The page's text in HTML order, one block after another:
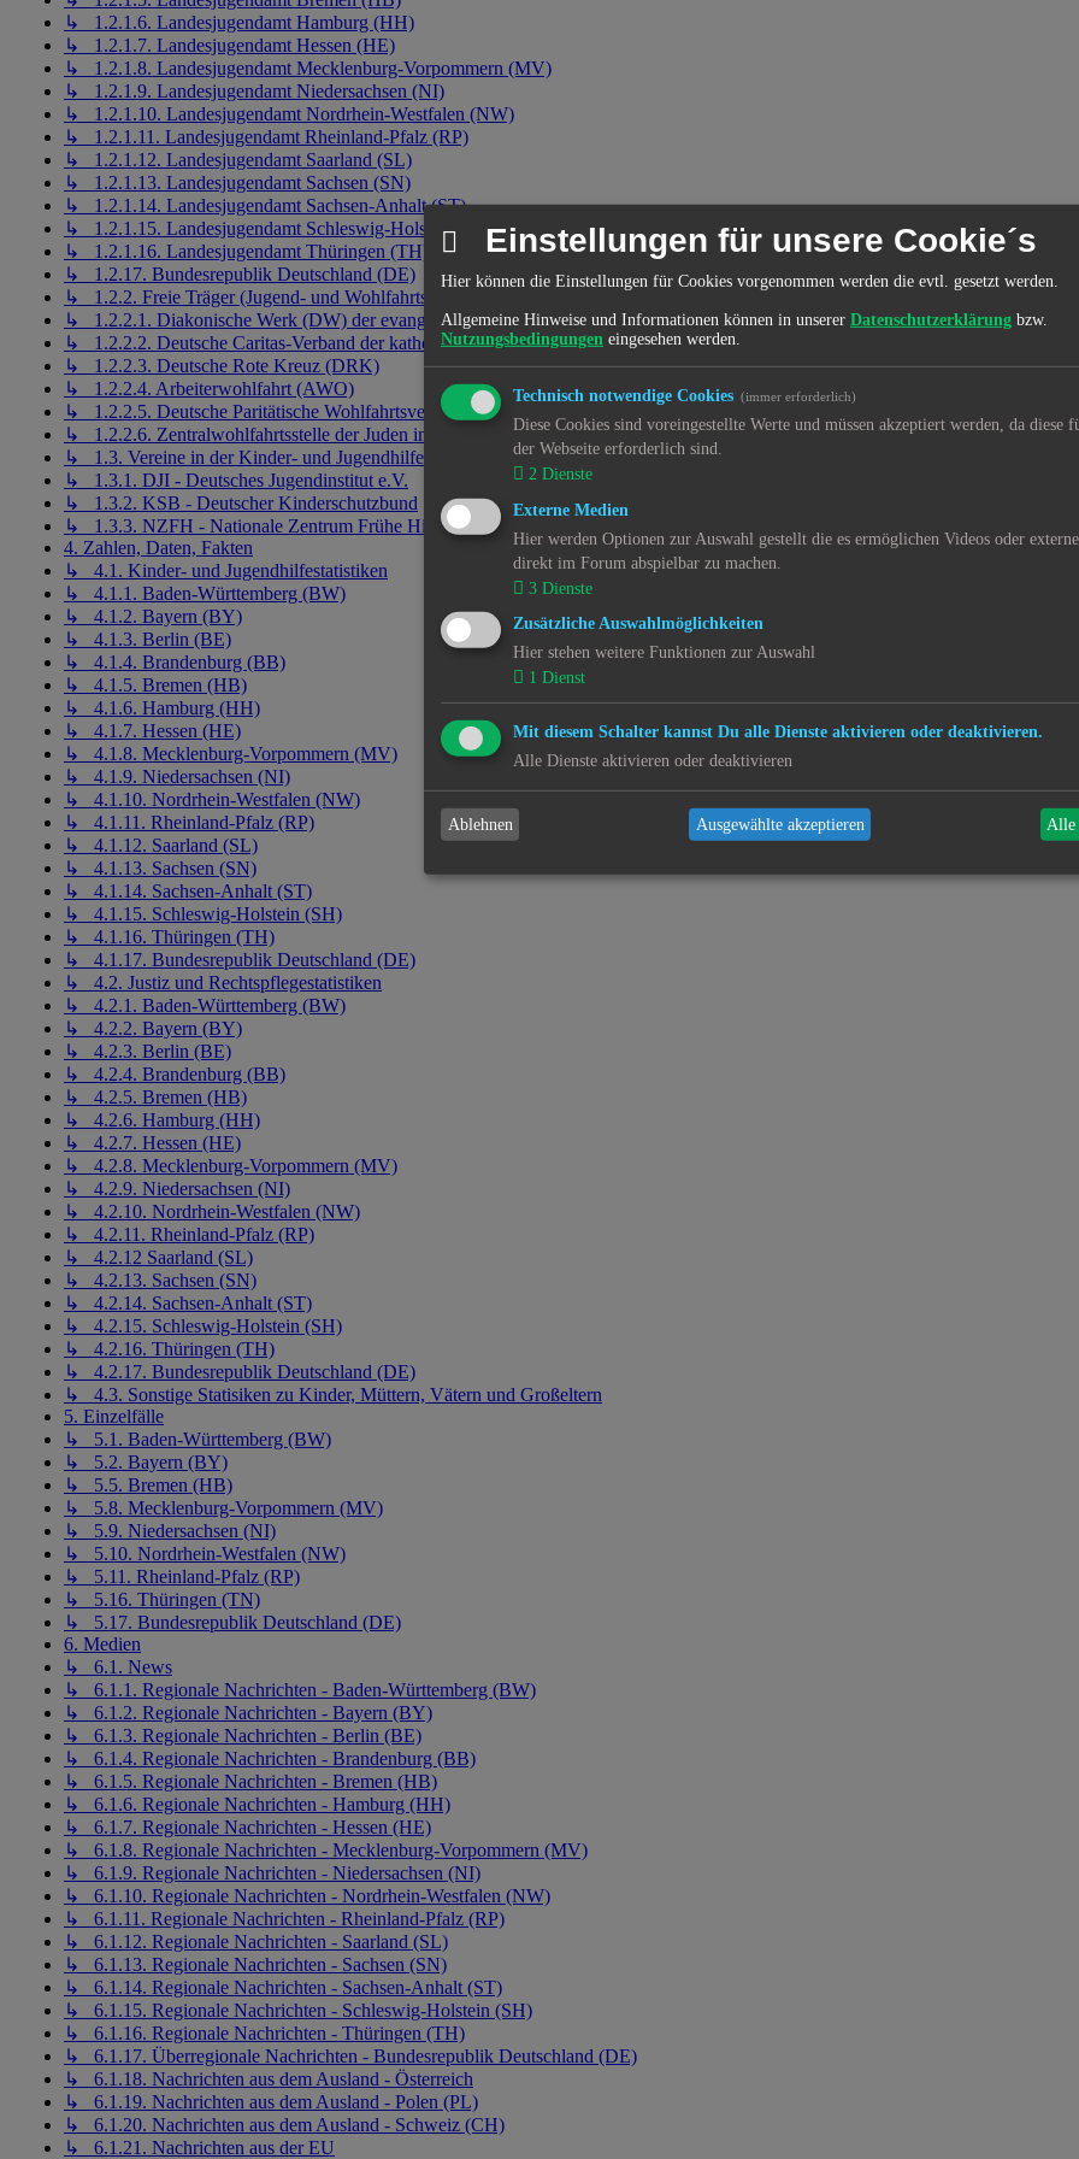
↳ 1.2.1.6. Landesjugendamt Hamburg (HH)
↳ 1.2.1.7. Landesjugendamt Hessen (HE)
↳ 1.2.1.8. Landesjugendamt Mecklenburg-Vorpommern (MV)
↳ 1.2.1.9. Landesjugendamt Niedersachsen (NI)
↳ 1.2.1.10. Landesjugendamt Nordrhein-Westfalen (NW)
↳ 1.2.1.11. Landesjugendamt Rheinland-Pfalz (RP)
↳ 1.2.1.12. Landesjugendamt Saarland (SL)
↳ 1.2.1.13. Landesjugendamt Sachsen (SN)
↳ 1.2.1.14. Landesjugendamt Sachsen-Anhalt (ST)
↳ 1.2.1.15. Landesjugendamt Schleswig-Holstein (SH)
↳ 1.2.1.16. Landesjugendamt Thüringen (TH)
↳ 1.2.17. Bundesrepublik Deutschland (DE)
↳ 1.2.2. Freie Träger (Jugend- und Wohlfahrtsverbände)
↳ 1.2.2.1. Diakonische Werk (DW) der evangelischen Kirche
↳ 1.2.2.2. Deutsche Caritas-Verband der katholischen Kirche
↳ 1.2.2.3. Deutsche Rote Kreuz (DRK)
↳ 1.2.2.4. Arbeiterwohlfahrt (AWO)
↳ 1.2.2.5. Deutsche Paritätische Wohlfahrtsverband (DPWV)
↳ 1.2.2.6. Zentralwohlfahrtsstelle der Juden in Deutschland (ZWST)
↳ 1.3. Vereine in der Kinder- und Jugendhilfe
↳ 1.3.1. DJI - Deutsches Jugendinstitut e.V.
↳ 1.3.2. KSB - Deutscher Kinderschutzbund
↳ 1.3.3. NZFH - Nationale Zentrum Frühe Hilfen
4. Zahlen, Daten, Fakten
↳ 4.1. Kinder- und Jugendhilfestatistiken
↳ 4.1.1. Baden-Württemberg (BW)
↳ 4.1.2. Bayern (BY)
↳ 4.1.3. Berlin (BE)
↳ 4.1.4. Brandenburg (BB)
↳ 4.1.5. Bremen (HB)
↳ 4.1.6. Hamburg (HH)
↳ 4.1.7. Hessen (HE)
↳ 4.1.8. Mecklenburg-Vorpommern (MV)
↳ 4.1.9. Niedersachsen (NI)
↳ 4.1.10. Nordrhein-Westfalen (NW)
↳ 4.1.11. Rheinland-Pfalz (RP)
↳ 4.1.12. Saarland (SL)
↳ 4.1.13. Sachsen (SN)
↳ 4.1.14. Sachsen-Anhalt (ST)
↳ 4.1.15. Schleswig-Holstein (SH)
↳ 4.1.16. Thüringen (TH)
↳ 4.1.17. Bundesrepublik Deutschland (DE)
↳ 4.2. Justiz und Rechtspflegestatistiken
↳ 4.2.1. Baden-Württemberg (BW)
↳ 4.2.2. Bayern (BY)
↳ 4.2.3. Berlin (BE)
↳ 4.2.4. Brandenburg (BB)
↳ 4.2.5. Bremen (HB)
↳ 4.2.6. Hamburg (HH)
↳ 4.2.7. Hessen (HE)
↳ 4.2.8. Mecklenburg-Vorpommern (MV)
↳ 4.2.9. Niedersachsen (NI)
↳ 4.2.10. Nordrhein-Westfalen (NW)
↳ 4.2.11. Rheinland-Pfalz (RP)
↳ 4.2.12 Saarland (SL)
↳ 4.2.13. Sachsen (SN)
↳ 4.2.14. Sachsen-Anhalt (ST)
↳ 4.2.15. Schleswig-Holstein (SH)
↳ 4.2.16. Thüringen (TH)
↳ 4.2.17. Bundesrepublik Deutschland (DE)
↳ 4.3. Sonstige Statisiken zu Kinder, Müttern, Vätern und Großeltern
5. Einzelfälle
↳ 5.1. Baden-Württemberg (BW)
↳ 5.2. Bayern (BY)
↳ 5.5. Bremen (HB)
↳ 5.8. Mecklenburg-Vorpommern (MV)
↳ 5.9. Niedersachsen (NI)
↳ 5.10. Nordrhein-Westfalen (NW)
↳ 5.11. Rheinland-Pfalz (RP)
↳ 5.16. Thüringen (TN)
↳ 5.17. Bundesrepublik Deutschland (DE)
6. Medien
↳ 6.1. News
↳ 6.1.1. Regionale Nachrichten - Baden-Württemberg (BW)
↳ 6.1.2. Regionale Nachrichten - Bayern (BY)
↳ 6.1.3. Regionale Nachrichten - Berlin (BE)
↳ 6.1.4. Regionale Nachrichten - Brandenburg (BB)
↳ 6.1.5. Regionale Nachrichten - Bremen (HB)
↳ 6.1.6. Regionale Nachrichten - Hamburg (HH)
↳ 6.1.7. Regionale Nachrichten - Hessen (HE)
↳ 6.1.8. Regionale Nachrichten - Mecklenburg-Vorpommern (MV)
↳ 6.1.9. Regionale Nachrichten - Niedersachsen (NI)
↳ 6.1.10. Regionale Nachrichten - Nordrhein-Westfalen (NW)
↳ 6.1.11. Regionale Nachrichten - Rheinland-Pfalz (RP)
↳ 6.1.12. Regionale Nachrichten - Saarland (SL)
↳ 6.1.13. Regionale Nachrichten - Sachsen (SN)
↳ 6.1.14. Regionale Nachrichten - Sachsen-Anhalt (ST)
↳ 6.1.15. Regionale Nachrichten - Schleswig-Holstein (SH)
↳ 6.1.16. Regionale Nachrichten - Thüringen (TH)
↳ 6.1.17. Überregionale Nachrichten - Bundesrepublik Deutschland (DE)
↳ 6.1.18. Nachrichten aus dem Ausland - Österreich
↳ 6.1.19. Nachrichten aus dem Ausland - Polen (PL)
↳ 6.1.20. Nachrichten aus dem Ausland - Schweiz (CH)
↳ 6.1.21. Nachrichten aus der EU
Einstellungen für unsere Cookie´s
Hier können die Einstellungen für Cookies vorgenommen werden die evtl. gesetzt werden.
Allgemeine Hinweise und Informationen können in unserer Datenschutzerklärung bzw.
Nutzungsbedingungen eingesehen werden.
Technisch notwendige Cookies (immer erforderlich)
Diese Cookies sind voreingestellte Werte und müssen akzeptiert werden, da diese
der Webseite erforderlich sind.
2 Dienste
Externe Medien
Hier werden Optionen zur Auswahl gestellt die es ermöglichen Videos oder
direkt im Forum abspielbar zu machen.
3 Dienste
Zusätzliche Auswahlmöglichkeiten
Hier stehen weitere Funktionen zur Auswahl
1 Dienst
Mit diesem Schalter kannst Du alle Dienste aktivieren oder deaktivieren.
Alle Dienste aktivieren oder deaktivieren
Ablehnen Ausgewählte akzeptieren Alle